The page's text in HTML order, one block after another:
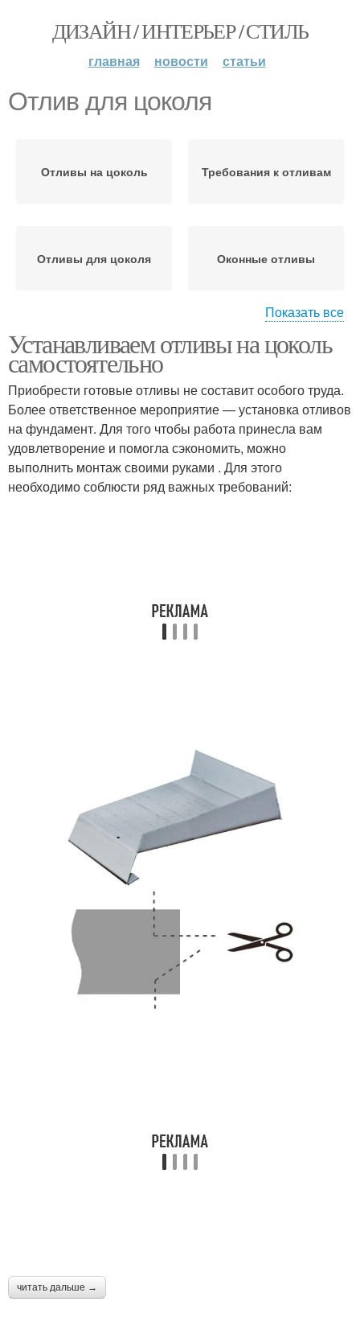
ДИЗАЙН / ИНТЕРЬЕР / СТИЛЬ
главная новости статьи
Отлив для цоколя
Отливы на цоколь Требования к отливам
Отливы для цоколя Оконные отливы
Отливы для окон
отливов
Отливы из стали Отливы из алюминия
Отлив на фундамент
Показать все
Устанавливаем отливы на цоколь
самостоятельно
Приобрести готовые отливы не составит особого труда.
Более ответственное мероприятие — установка отливов
на фундамент. Для того чтобы работа принесла вам
удовлетворение и помогла сэкономить, можно
выполнить монтаж своими руками . Для этого
необходимо соблюсти ряд важных требований:
читать дальше →